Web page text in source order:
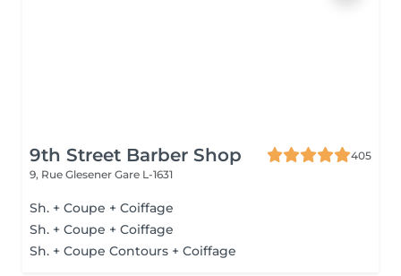
9th Street Barber Shop
405
9, Rue Glesener Gare L-1631
Sh. + Coupe + Coiffage
Sh. + Coupe + Coiffage
Sh. + Coupe Contours + Coiffage